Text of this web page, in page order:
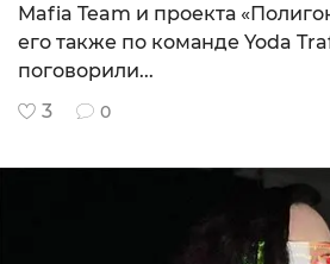
Mafia Team и проекта
его также по команде Yoda
поговорили...
3
0